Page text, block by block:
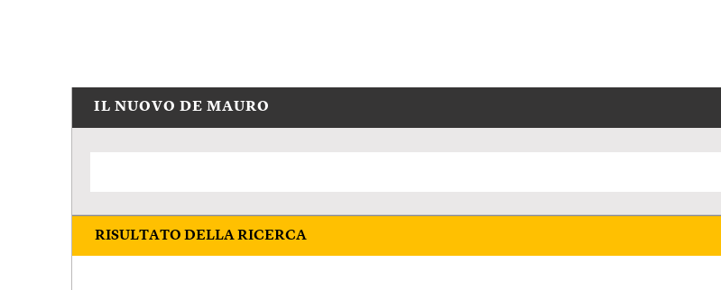
IL NUOVO DE MAURO
RISULTATO DELLA RICERCA